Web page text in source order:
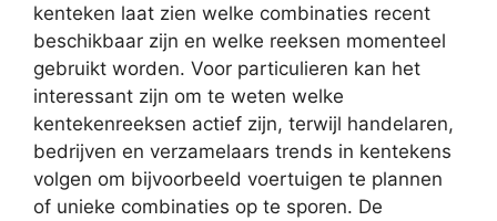
kenteken laat zien welke combinaties recent
beschikbaar zijn en welke reeksen momenteel
gebruikt worden. Voor particulieren kan het
interessant zijn om te weten welke
kentekenreeksen actief zijn, terwijl handelaren,
bedrijven en verzamelaars trends in kentekens
volgen om bijvoorbeeld voertuigen te plannen
of unieke combinaties op te sporen. De